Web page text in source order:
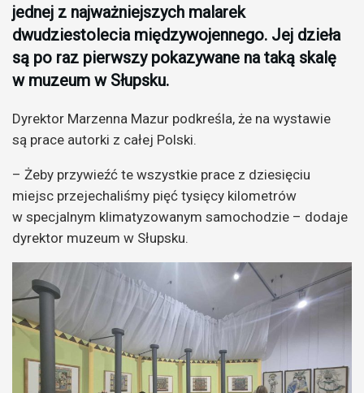
jednej z najważniejszych malarek
dwudziestolecia międzywojennego. Jej dzieła
są po raz pierwszy pokazywane na taką skalę
w muzeum w Słupsku.
Dyrektor Marzenna Mazur podkreśla, że na wystawie
są prace autorki z całej Polski.
– Żeby przywieźć te wszystkie prace z dziesięciu
miejsc przejechaliśmy pięć tysięcy kilometrów
w specjalnym klimatyzowanym samochodzie – dodaje
dyrektor muzeum w Słupsku.